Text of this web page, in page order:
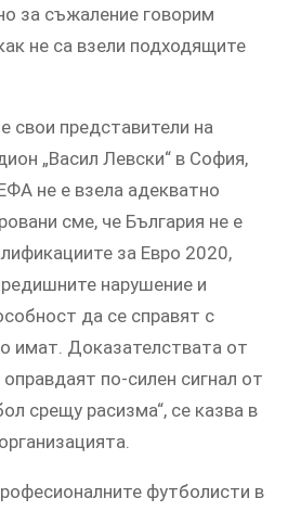
за съжаление говорим
не са взели подходящите
свои представители на
„Васил Левски“ в София,
не е взела адекватно
сме, че България не е
за Евро 2020,
нарушение и
да се справят с
имат. Доказателствата от
по-силен сигнал от
срещу расизма“, се казва в
футболисти в